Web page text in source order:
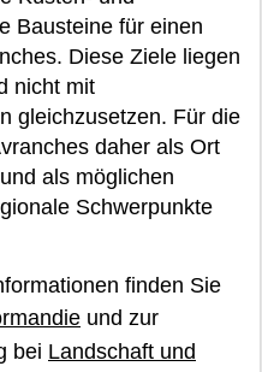
Bausteine für einen
Diese Ziele liegen
nicht mit
gleichzusetzen. Für die
daher als Ort
als möglichen
Schwerpunkte
finden Sie
und zur
bei Landschaft und